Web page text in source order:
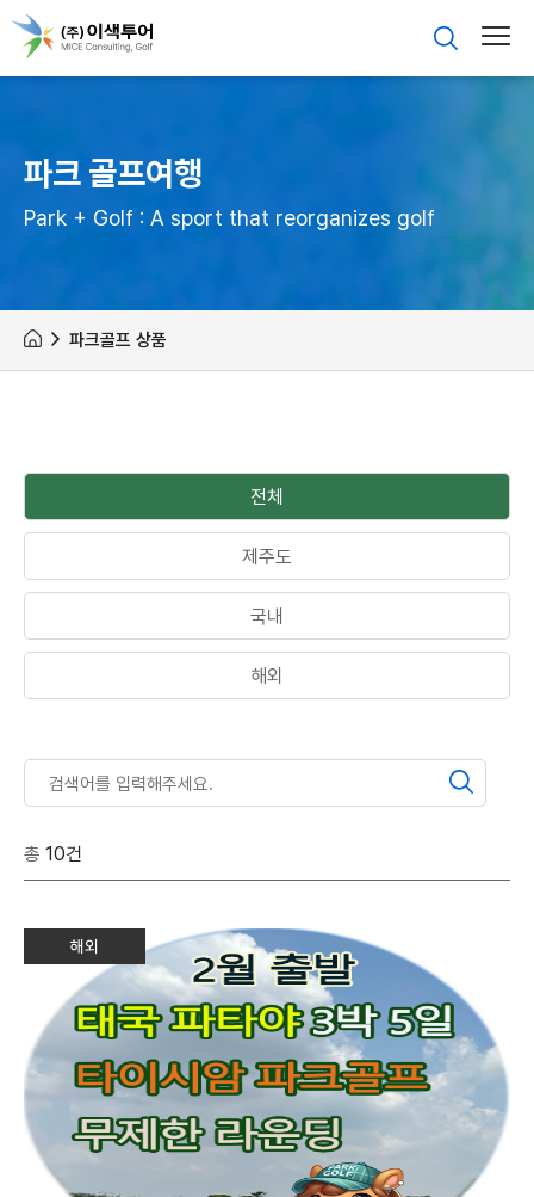
파크 골프여행
Park + Golf : A sport that reorganizes golf
파크골프 상품
전체
제주도
국내
해외
총 10건
해외